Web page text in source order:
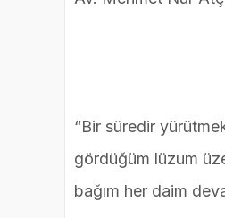
“Bir süredir
gördüğüm lüzum
bağım her daim